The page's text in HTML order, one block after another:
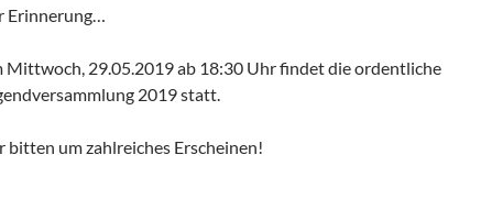
Erinnerung…
Mittwoch, 29.05.2019 ab 18:30 Uhr findet die ordentliche
2019 statt.
bitten um zahlreiches Erscheinen!